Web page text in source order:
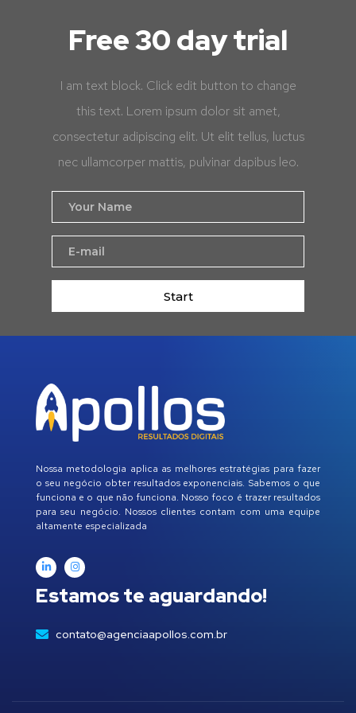
Free 30 day trial
I am text block. Click edit button to change
this text. Lorem ipsum dolor sit amet,
consectetur adipiscing elit. Ut elit tellus, luctus
nec ullamcorper mattis, pulvinar dapibus leo.
Start
Nossa metodologia aplica as melhores estratégias para fazer
o seu negócio obter resultados exponenciais. Sabemos o que
funciona e o que não funciona. Nosso foco é trazer resultados
para seu negócio. Nossos clientes contam com uma equipe
altamente especializada
Estamos te aguardando!
contato@agenciaapollos.com.br